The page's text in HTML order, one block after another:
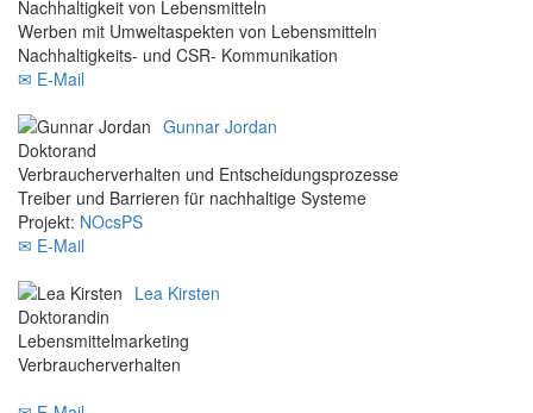
Nachhaltigkeit von Lebensmitteln
Werben mit Umweltaspekten von Lebensmitteln
Nachhaltigkeits- und CSR- Kommunikation
✉ E-Mail
Gunnar Jordan
Doktorand
Verbraucherverhalten und Entscheidungsprozesse
Treiber und Barrieren für nachhaltige Systeme
Projekt: NOcsPS
✉ E-Mail
Lea Kirsten
Doktorandin
Lebensmittelmarketing
Verbraucherverhalten